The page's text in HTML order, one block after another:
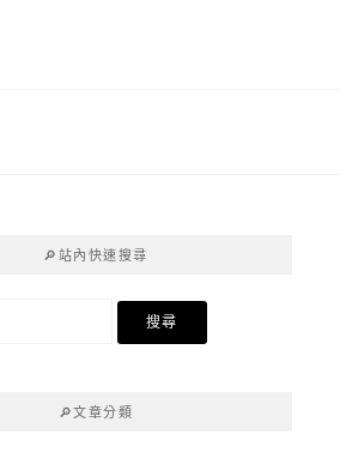
🔎站內快速搜尋
🔎文章分類